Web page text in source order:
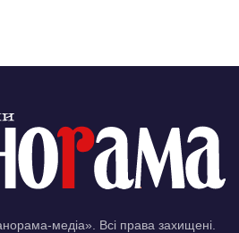
медіа». Всі права захищені.